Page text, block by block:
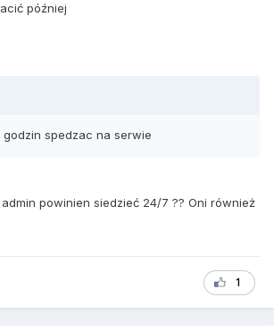
później
spedzac na serwie
powinien siedzieć 24/7 ?? Oni również
1